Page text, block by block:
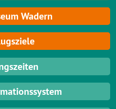
Wadern